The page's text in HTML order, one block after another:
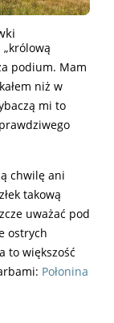
podium. Mam
niż w
mi to
chwilę ani
takową
uważać pod
ostrych
to większość
Połonina